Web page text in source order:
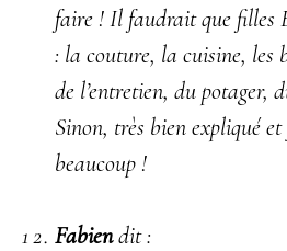
faire ! Il faudrait que filles
: la couture, la cuisine, les
de l’entretien, du potager,
Sinon, très bien expliqué
beaucoup !
Fabiendit :